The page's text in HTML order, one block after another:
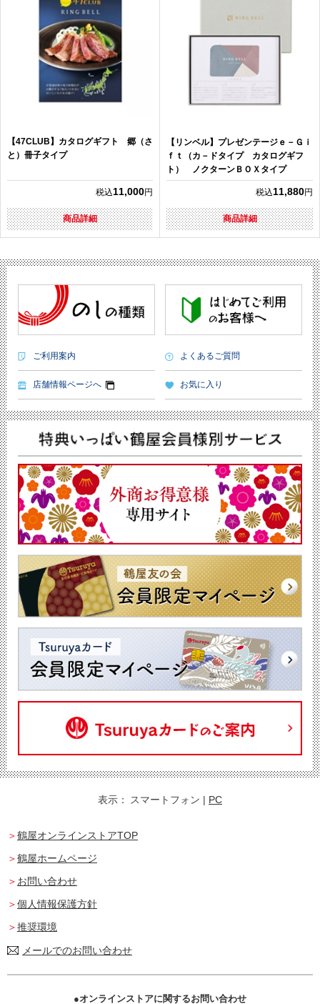
【47CLUB】カタログギフト 郷（さ
と）冊子タイプ
税込11,000円
商品詳細
【リンベル】プレゼンテージｅ－Ｇｉ
ｆｔ（カ－ドタイプ カタログギフ
ト） ノクターンＢＯＸタイプ
税込11,880円
商品詳細
ご利用案内 よくあるご質問
店舗情報ページへ お気に入り
表示： スマートフォン | PC
鶴屋オンラインストアTOP
鶴屋ホームページ
お問い合わせ
個人情報保護方針
推奨環境
メールでのお問い合わせ
オンラインストアに関するお問い合わせ